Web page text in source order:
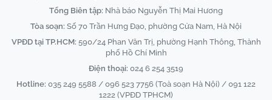
Tổng Biên tập: Nhà báo Nguyễn Thị Mai Hương
Tòa soạn: Số 70 Trần Hưng Đạo, phường Cửa Nam, Hà Nội
VPĐD tại TP.HCM: 590/24 Phan Văn Trị, phường Hạnh Thông, Thành
phố Hồ Chí Minh
Điện thoại: 024 6 254 3519
Hotline: 035 249 5588 / 096 523 7756 (Toà soạn Hà Nội) / 091 122
1222 (VPĐD TPHCM)